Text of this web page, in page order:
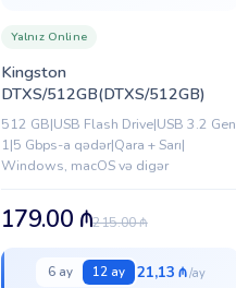
Kingston
DTXS/512GB(DTXS/512GB)
Yalnız Online
512 GB|USB Flash Drive|USB 3.2 Gen
1|5 Gbps-a qədər|Qara + Sarı|
Windows, macOS və digər
215.00₼
179.00 ₼
6 ay 12 ay 21,13 ₼